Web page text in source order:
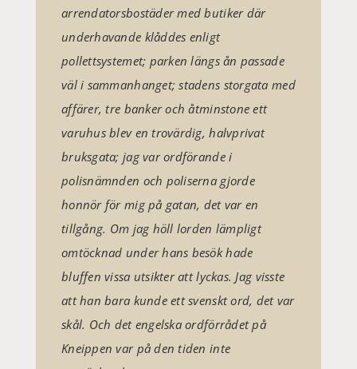
arrendatorsbostäder med butiker där
underhavande klåddes enligt
pollettsystemet; parken längs ån passade
väl i sammanhanget; stadens storgata med
affärer, tre banker och åtminstone ett
varuhus blev en trovärdig, halvprivat
bruksgata; jag var ordförande i
polisnämnden och poliserna gjorde
honnör för mig på gatan, det var en
tillgång. Om jag höll lorden lämpligt
omtöcknad under hans besök hade
bluffen vissa utsikter att lyckas. Jag visste
att han bara kunde ett svenskt ord, det var
skål. Och det engelska ordförrådet på
Kneippen var på den tiden inte